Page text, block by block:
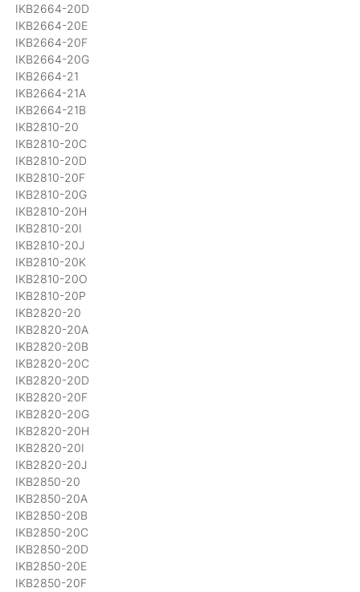
IKB2664-20D
IKB2664-20E
IKB2664-20F
IKB2664-20G
IKB2664-21
IKB2664-21A
IKB2664-21B
IKB2810-20
IKB2810-20C
IKB2810-20D
IKB2810-20F
IKB2810-20G
IKB2810-20H
IKB2810-20I
IKB2810-20J
IKB2810-20K
IKB2810-20O
IKB2810-20P
IKB2820-20
IKB2820-20A
IKB2820-20B
IKB2820-20C
IKB2820-20D
IKB2820-20F
IKB2820-20G
IKB2820-20H
IKB2820-20I
IKB2820-20J
IKB2850-20
IKB2850-20A
IKB2850-20B
IKB2850-20C
IKB2850-20D
IKB2850-20E
IKB2850-20F